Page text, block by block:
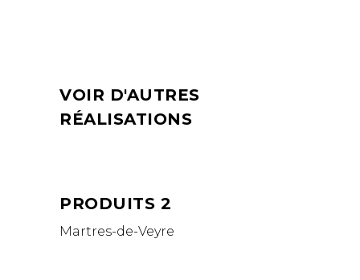
VOIR D'AUTRES
RÉALISATIONS
PRODUITS 2
Martres-de-Veyre